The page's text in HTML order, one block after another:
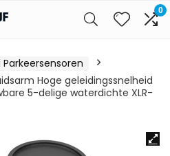
0
Parkeersensoren
Hoge geleidingssnelheid
5-delige waterdichte XLR-